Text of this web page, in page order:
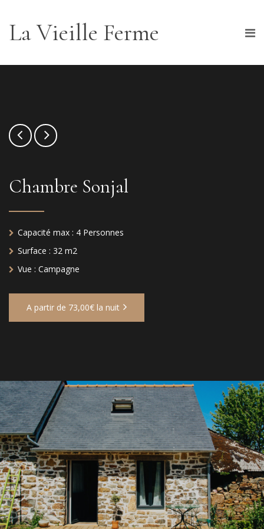
La Vieille Ferme
Chambre Sonjal
Capacité max : 4 Personnes
Surface : 32 m2
Vue : Campagne
A partir de 73,00€ la nuit